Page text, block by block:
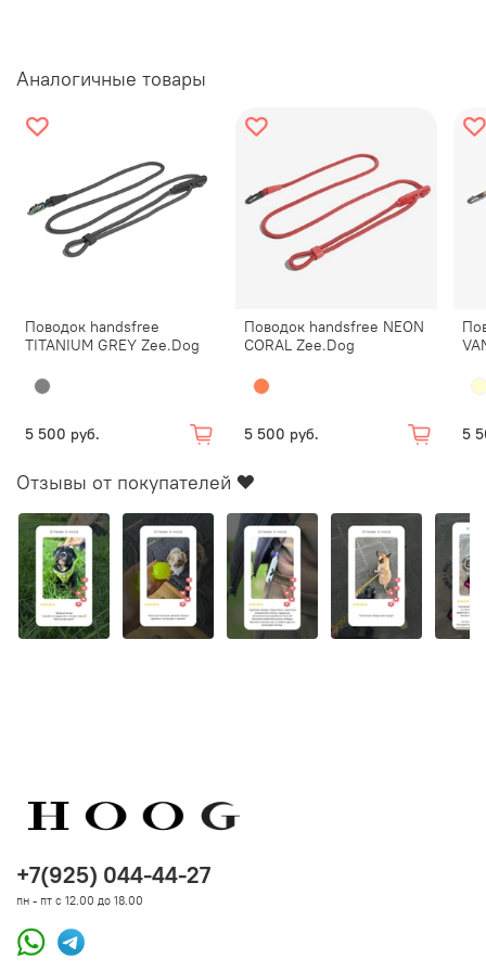
Размеры:
Ширина стропы - 2,5 см
Аналогичные товары
Поводок handsfree
TITANIUM GREY Zee.Dog
5 500 руб.
Поводок handsfree NEON
CORAL Zee.Dog
5 500 руб. 5
Отзывы от покупателей ❤️
+7(925) 044-44-27
пн - пт с 12.00 до 18.00